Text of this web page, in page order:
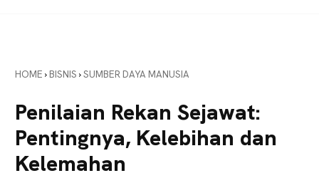
Anda
Tajam
HOME › BISNIS ›SUMBER DAYA MANUSIA
Penilaian Rekan Sejawat:
Pentingnya, Kelebihan dan
Kelemahan